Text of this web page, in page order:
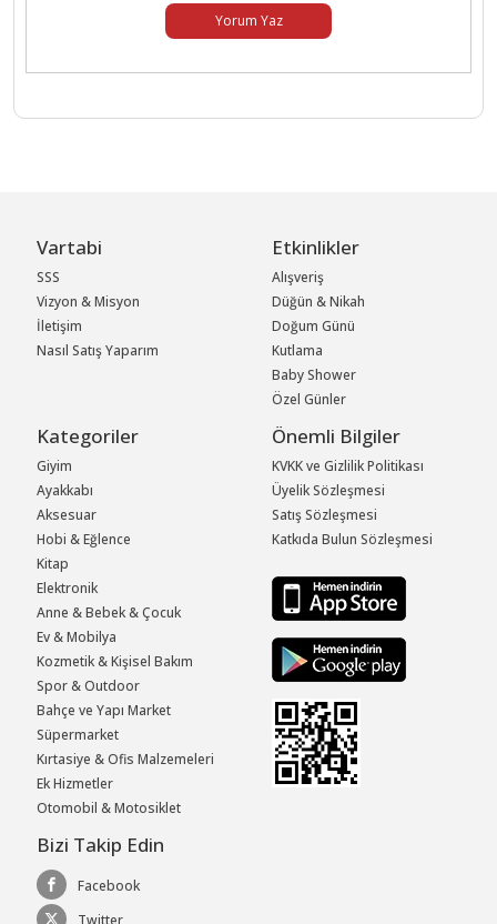
Yorum Yaz
Vartabi
SSS
Vizyon & Misyon
İletişim
Nasıl Satış Yaparım
Etkinlikler
Alışveriş
Düğün & Nikah
Doğum Günü
Kutlama
Baby Shower
Özel Günler
Kategoriler
Giyim
Ayakkabı
Aksesuar
Hobi & Eğlence
Kitap
Elektronik
Anne & Bebek & Çocuk
Ev & Mobilya
Kozmetik & Kişisel Bakım
Spor & Outdoor
Bahçe ve Yapı Market
Süpermarket
Kırtasiye & Ofis Malzemeleri
Ek Hizmetler
Otomobil & Motosiklet
Önemli Bilgiler
KVKK ve Gizlilik Politikası
Üyelik Sözleşmesi
Satış Sözleşmesi
Katkıda Bulun Sözleşmesi
Bizi Takip Edin
Facebook
Twitter